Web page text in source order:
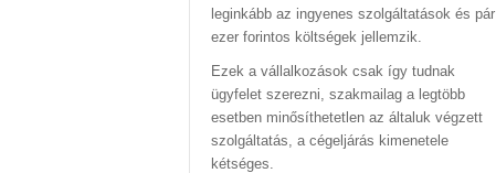
leginkább az ingyenes szolgáltatások és pár
ezer forintos költségek jellemzik.
Ezek a vállalkozások csak így tudnak
ügyfelet szerezni, szakmailag a legtöbb
esetben minősíthetetlen az általuk végzett
szolgáltatás, a cégeljárás kimenetele
kétséges.